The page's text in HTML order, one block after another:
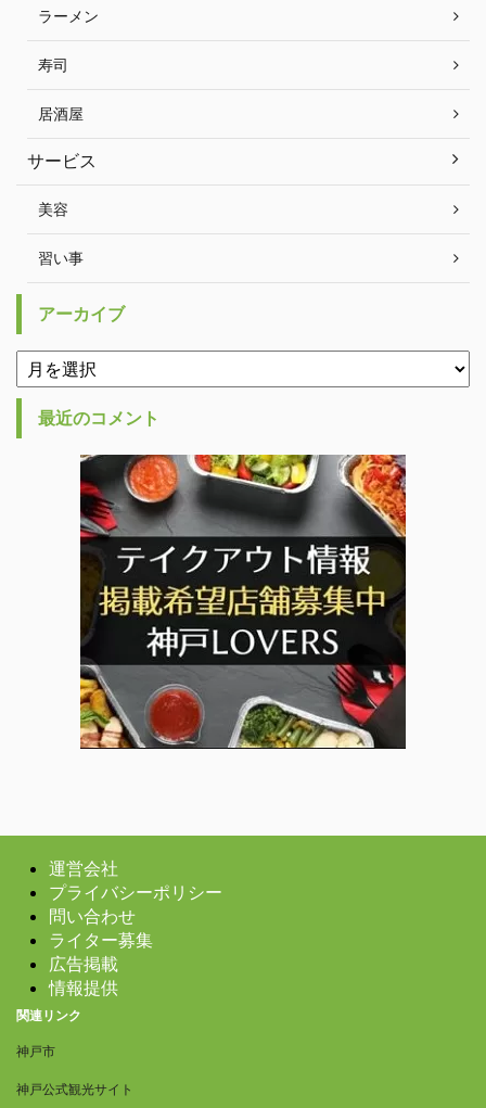
ラーメン
寿司
居酒屋
サービス
美容
習い事
アーカイブ
最近のコメント
運営会社
プライバシーポリシー
問い合わせ
ライター募集
広告掲載
情報提供
関連リンク
神戸市
神戸公式観光サイト